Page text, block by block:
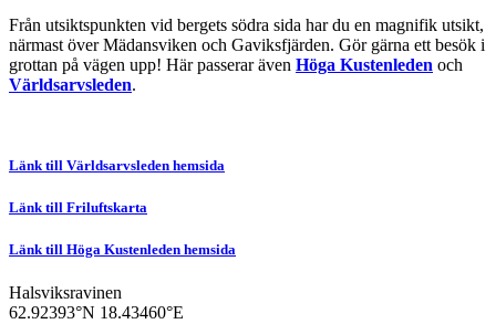
Från utsiktspunkten vid bergets södra sida har du en magnifik utsikt,
närmast över Mädansviken och Gaviksfjärden. Gör gärna ett besök i
grottan på vägen upp! Här passerar även Höga Kustenleden och
Världsarvsleden.
Länk till Världsarvsleden hemsida
Länk till Friluftskarta
Länk till Höga Kustenleden hemsida
Halsviksravinen
62.92393°N 18.43460°E